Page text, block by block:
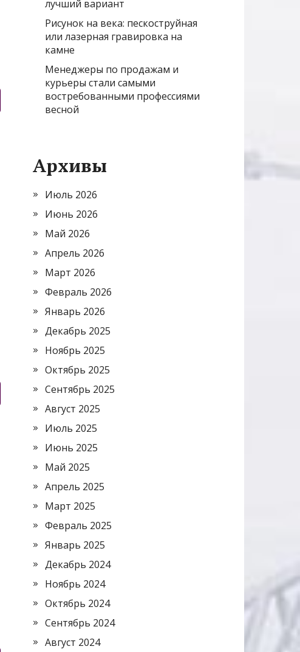
лучший вариант
Рисунок на века: пескоструйная
или лазерная гравировка на
камне
Менеджеры по продажам и
курьеры стали самыми
востребованными профессиями
весной
Архивы
Июль 2026
Июнь 2026
Май 2026
Апрель 2026
Март 2026
Февраль 2026
Январь 2026
Декабрь 2025
Ноябрь 2025
Октябрь 2025
Сентябрь 2025
Август 2025
Июль 2025
Июнь 2025
Май 2025
Апрель 2025
Март 2025
Февраль 2025
Январь 2025
Декабрь 2024
Ноябрь 2024
Октябрь 2024
Сентябрь 2024
Август 2024